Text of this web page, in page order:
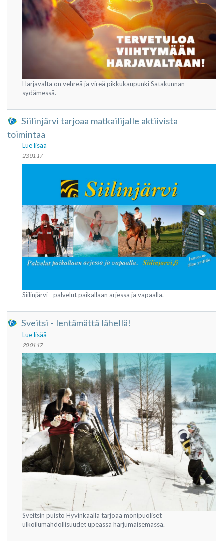
Harjavalta on vehreä ja vireä pikkukaupunki Satakunnan
sydämessä.
Siilinjärvi tarjoaa matkailijalle aktiivista
toimintaa
Lue lisää
23.01.17
Siilinjärvi - palvelut paikallaan arjessa ja vapaalla.
Sveitsi - lentämättä lähellä!
Lue lisää
20.01.17
Sveitsin puisto Hyvinkäällä tarjoaa monipuoliset
ulkoilumahdollisuudet upeassa harjumaisemassa.